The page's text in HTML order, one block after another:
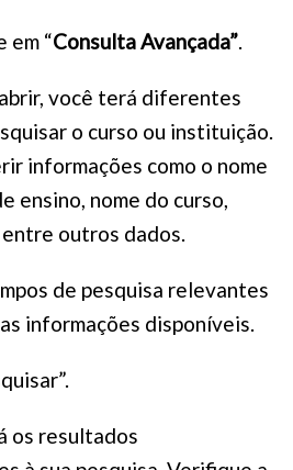
em “Consulta Avançada”.
você terá diferentes
o curso ou instituição.
informações como o nome
ensino, nome do curso,
entre outros dados.
de pesquisa relevantes
informações disponíveis.
os resultados